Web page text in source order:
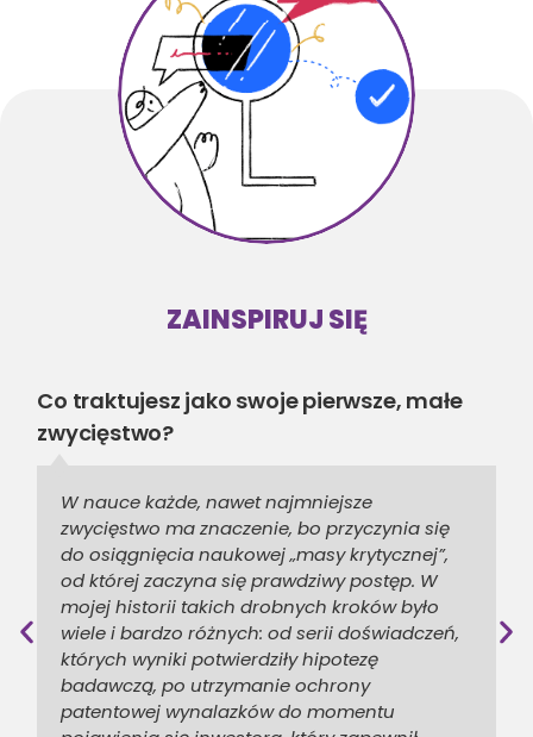
ZAINSPIRUJ SIĘ
W nauce każde, nawet najmniejsze
zwycięstwo ma znaczenie, bo przyczynia się
do osiągnięcia naukowej „masy krytycznej”,
od której zaczyna się prawdziwy postęp. W
mojej historii takich drobnych kroków było
wiele i bardzo różnych: od serii doświadczeń,
których wyniki potwierdziły hipotezę
badawczą, po utrzymanie ochrony
patentowej wynalazków do momentu
Co traktujesz jako swoje pierwsze, małe
zwycięstwo?